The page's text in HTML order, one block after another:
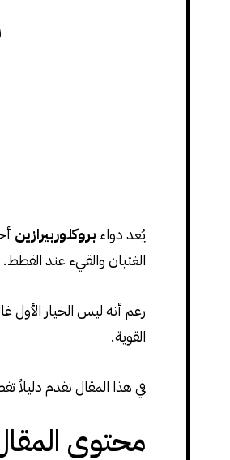
يُعد دواء بروكلوربيرازين
الغثيان والقيء عند القطط.
رغم أنه ليس الخيار
القوية.
في هذا المقال نقدم
محتوى